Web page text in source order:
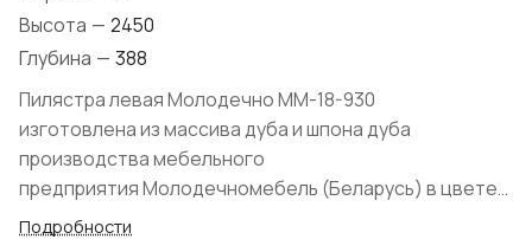
Высота — 2450
Глубина — 388
Пилястра левая Молодечно ММ-18-930
изготовлена из массива дуба и шпона дуба
производства мебельного
предприятия Молодечномебель (Беларусь) в цвете
"Медовый дуб с золотой патиной".
Подробности